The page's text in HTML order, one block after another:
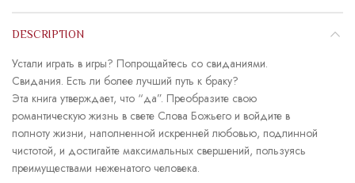
DESCRIPTION
Устали играть в игры? Попрощайтесь со свиданиями.
Свидания. Есть ли более лучший путь к браку?
Эта книга утверждает, что “да”. Преобразите свою
романтическую жизнь в свете Слова Божьего и войдите в
полноту жизни, наполненной искренней любовью, подлинной
чистотой, и достигайте максимальных свершений, пользуясь
преимуществами неженатого человека.